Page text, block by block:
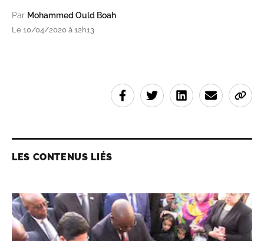
Par Mohammed Ould Boah
Le 10/04/2020 à 12h13
LES CONTENUS LIÉS